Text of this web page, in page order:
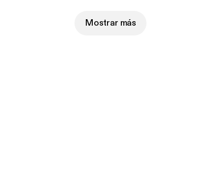
Mostrar más